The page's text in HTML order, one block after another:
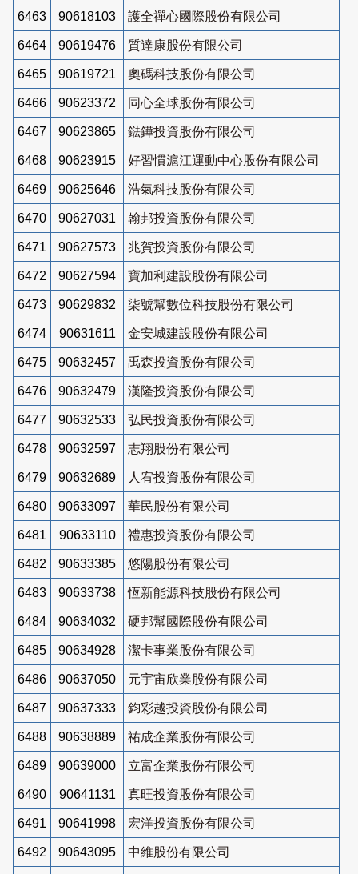
6463 90618103 護全禪心國際股份有限公司
6464 90619476 質達康股份有限公司
6465 90619721 奧碼科技股份有限公司
6466 90623372 同心全球股份有限公司
6467 90623865 鍅鏵投資股份有限公司
6468 90623915 好習慣滬江運動中心股份有限公司
6469 90625646 浩氣科技股份有限公司
6470 90627031 翰邦投資股份有限公司
6471 90627573 兆賀投資股份有限公司
6472 90627594 寶加利建設股份有限公司
6473 90629832 柒號幫數位科技股份有限公司
6474 90631611 金安城建設股份有限公司
6475 90632457 禹森投資股份有限公司
6476 90632479 漢隆投資股份有限公司
6477 90632533 弘民投資股份有限公司
6478 90632597 志翔股份有限公司
6479 90632689 人宥投資股份有限公司
6480 90633097 華民股份有限公司
6481 90633110 禮惠投資股份有限公司
6482 90633385 悠陽股份有限公司
6483 90633738 恆新能源科技股份有限公司
6484 90634032 硬邦幫國際股份有限公司
6485 90634928 潔卡事業股份有限公司
6486 90637050 元宇宙欣業股份有限公司
6487 90637333 鈞彩越投資股份有限公司
6488 90638889 祐成企業股份有限公司
6489 90639000 立富企業股份有限公司
6490 90641131 真旺投資股份有限公司
6491 90641998 宏洋投資股份有限公司
6492 90643095 中維股份有限公司